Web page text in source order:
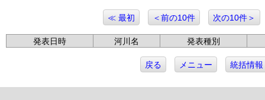
≪ 最初 ＜前の10件 次の10件＞
発表日時 河川名 発表種別
戻る メニュー 統括情報